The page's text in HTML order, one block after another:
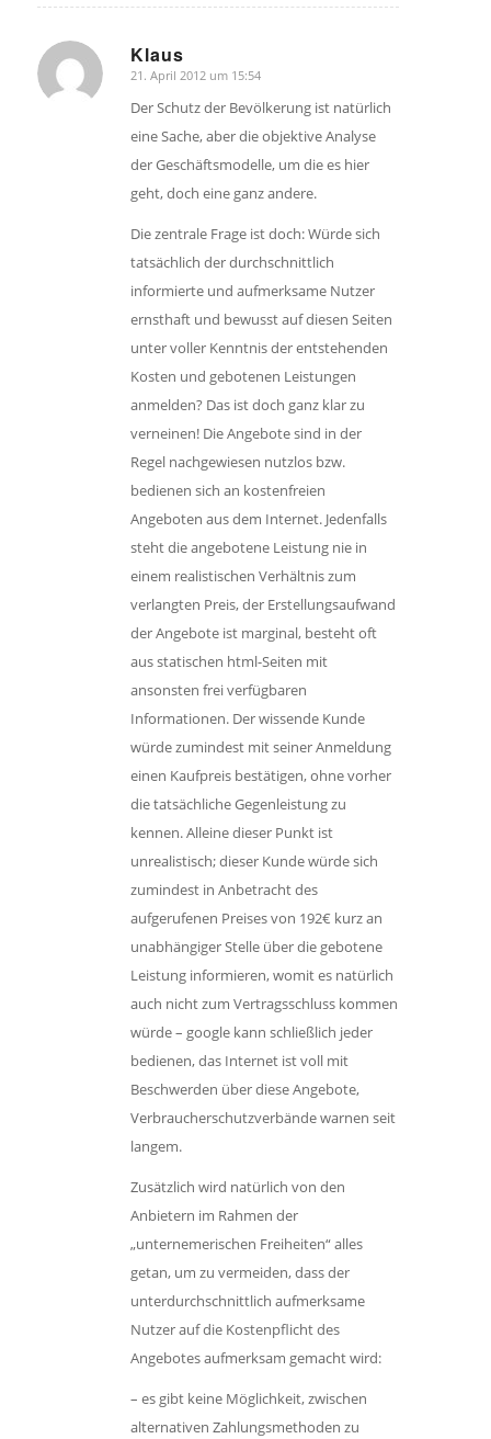
Klaus
sagte:
21. April 2012 um 15:54
Der Schutz der Bevölkerung ist natürlich
eine Sache, aber die objektive Analyse
der Geschäftsmodelle, um die es hier
geht, doch eine ganz andere.
Die zentrale Frage ist doch: Würde sich
tatsächlich der durchschnittlich
informierte und aufmerksame Nutzer
ernsthaft und bewusst auf diesen Seiten
unter voller Kenntnis der entstehenden
Kosten und gebotenen Leistungen
anmelden? Das ist doch ganz klar zu
verneinen! Die Angebote sind in der
Regel nachgewiesen nutzlos bzw.
bedienen sich an kostenfreien
Angeboten aus dem Internet. Jedenfalls
steht die angebotene Leistung nie in
einem realistischen Verhältnis zum
verlangten Preis, der Erstellungsaufwand
der Angebote ist marginal, besteht oft
aus statischen html-Seiten mit
ansonsten frei verfügbaren
Informationen. Der wissende Kunde
würde zumindest mit seiner Anmeldung
einen Kaufpreis bestätigen, ohne vorher
die tatsächliche Gegenleistung zu
kennen. Alleine dieser Punkt ist
unrealistisch; dieser Kunde würde sich
zumindest in Anbetracht des
aufgerufenen Preises von 192€ kurz an
unabhängiger Stelle über die gebotene
Leistung informieren, womit es natürlich
auch nicht zum Vertragsschluss kommen
würde – google kann schließlich jeder
bedienen, das Internet ist voll mit
Beschwerden über diese Angebote,
Verbraucherschutzverbände warnen seit
langem.
Zusätzlich wird natürlich von den
Anbietern im Rahmen der
„unternemerischen Freiheiten“ alles
getan, um zu vermeiden, dass der
unterdurchschnittlich aufmerksame
Nutzer auf die Kostenpflicht des
Angebotes aufmerksam gemacht wird:
– es gibt keine Möglichkeit, zwischen
alternativen Zahlungsmethoden zu